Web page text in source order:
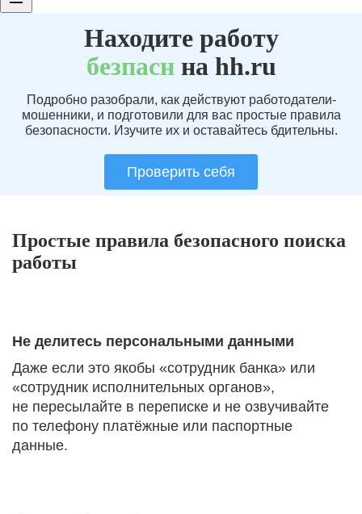
Находите работу
безпаснна hh.ru
Подробно разобрали, как действуют работодатели-
мошенники, и подготовили для вас простые правила
безопасности. Изучите их и оставайтесь бдительны.
Проверить себя
Простые правила безопасного поиска
работы
Не делитесь персональными данными
Даже если это якобы «сотрудник банка» или
«сотрудник исполнительных органов»,
не пересылайте в переписке и не озвучивайте
по телефону платёжные или паспортные
данные.